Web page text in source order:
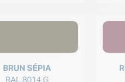
BRUN SÉPIA
RAL 8014 G